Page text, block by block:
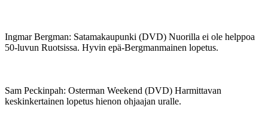
Ingmar Bergman: Satamakaupunki (DVD) Nuorilla ei ole helppoa
50-luvun Ruotsissa. Hyvin epä-Bergmanmainen lopetus.
Sam Peckinpah: Osterman Weekend (DVD) Harmittavan
keskinkertainen lopetus hienon ohjaajan uralle.